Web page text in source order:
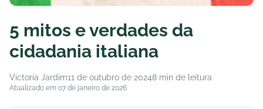
5 mitos e verdades da
cidadania italiana
Victoria Jardim11 de outubro de 20248 min de leitura
Atualizado em 07 de janeiro de 2026